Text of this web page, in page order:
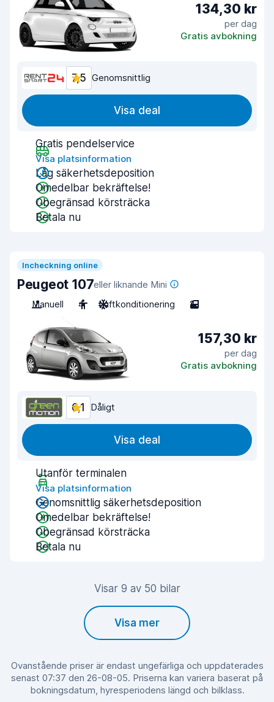
134,30 kr
per dag
Gratis avbokning
7,5 Genomsnittlig
Visa deal
Gratis pendelservice
Visa platsinformation
Låg säkerhetsdeposition
Omedelbar bekräftelse!
Obegränsad körsträcka
Betala nu
Incheckning online
Peugeot 107eller liknande Mini
Manuell
4 Luftkonditionering 2
157,30 kr
per dag
Gratis avbokning
6,1 Dåligt
Visa deal
Utanför terminalen
Visa platsinformation
Genomsnittlig säkerhetsdeposition
Omedelbar bekräftelse!
Obegränsad körsträcka
Betala nu
Visar 9 av 50 bilar
Visa mer
Ovanstående priser är endast ungefärliga och uppdaterades
senast 07:37 den 26-08-05. Priserna kan variera baserat på
bokningsdatum, hyresperiodens längd och bilklass.